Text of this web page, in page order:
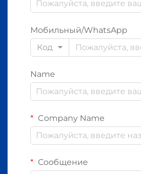
Мобильный/WhatsApp
Код
Name
Company Name
Сообщение